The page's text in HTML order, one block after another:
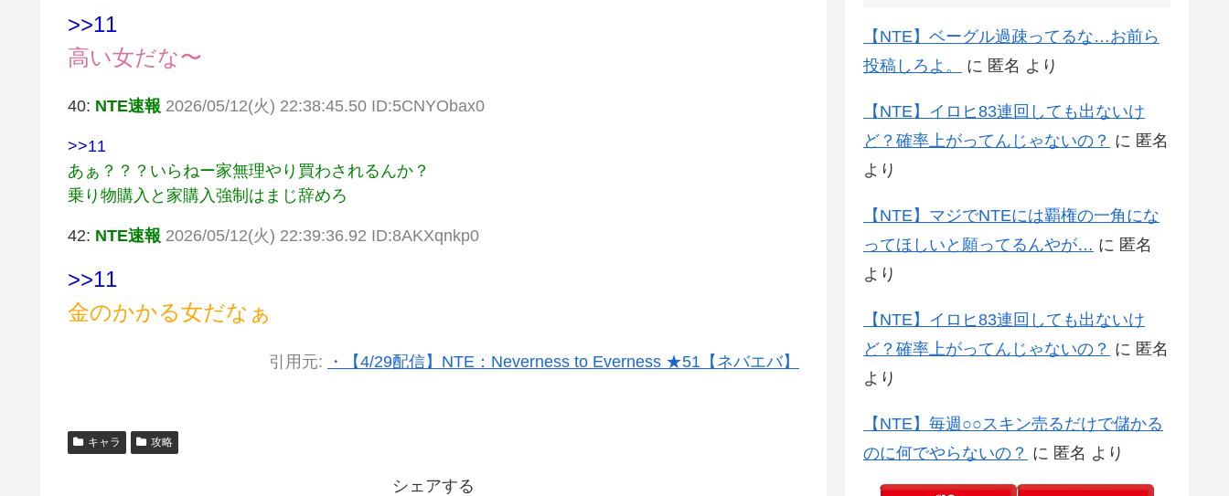
>>11
高い女だな〜
40: NTE速報 2026/05/12(火) 22:38:45.50 ID:5CNYObax0
>>11
あぁ？？？いらねー家無理やり買わされるんか？
乗り物購入と家購入強制はまじ辞めろ
42: NTE速報 2026/05/12(火) 22:39:36.92 ID:8AKXqnkp0
>>11
金のかかる女だなぁ
引用元: ・【4/29配信】NTE：Neverness to Everness ★51【ネバエバ】
キャラ 攻略
シェアする
【NTE】ベーグル過疎ってるな…お前ら
投稿しろよ。
に 匿名 より
【NTE】イロヒ83連回しても出ないけ
ど？確率上がってんじゃないの？ に 匿名
より
【NTE】マジでNTEには覇権の一角にな
ってほしいと願ってるんやが… に 匿名
より
【NTE】イロヒ83連回しても出ないけ
ど？確率上がってんじゃないの？ に 匿名
より
【NTE】毎週○○スキン売るだけで儲かる
のに何でやらないの？ に 匿名 より